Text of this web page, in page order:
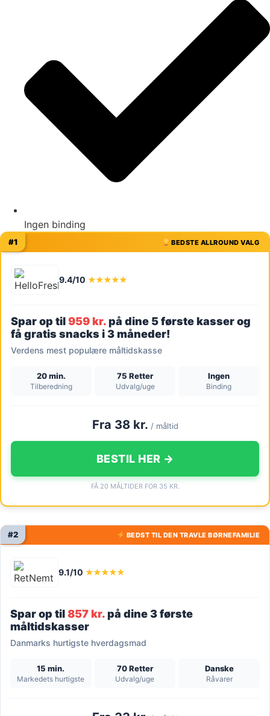
Ingen binding
BEDSTE ALLROUND VALG
#1
9.4/10 ★★★★★
Spar op til959 kr.på dine 5 første kasser og
få gratis snacks i 3 måneder!
Verdens mest populære måltidskasse
20 min.
Tilberedning
75 Retter
Udvalg/uge
Ingen
Binding
Fra 38 kr. / måltid
BESTIL HER →
FÅ 20 MÅLTIDER FOR 35 KR.
BEDST TIL DEN TRAVLE BØRNEFAMILIE
#2
9.1/10 ★★★★★
Spar op til857 kr.på dine 3 første
måltidskasser
Danmarks hurtigste hverdagsmad
15 min.
Markedets hurtigste
70 Retter
Udvalg/uge
Danske
Råvarer